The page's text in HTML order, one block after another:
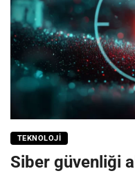
TEKNOLOJI
Siber güvenliği